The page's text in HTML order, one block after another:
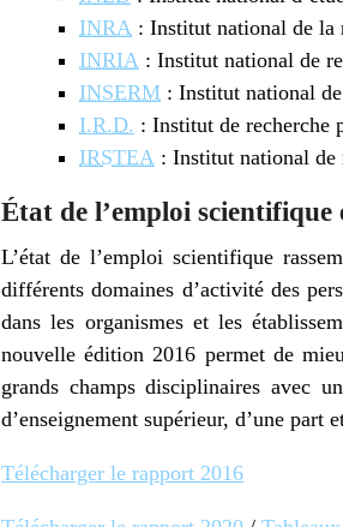
INRA : Institut national de la
INRIA : Institut national de
INSERM : Institut national
I.R.D. : Institut de recherche
IRSTEA : Institut national de
État de l’emploi scientifique
L’état de l’emploi scientifique
différents domaines d’activité des
dans les organismes et les
nouvelle édition 2016 permet de
grands champs disciplinaires avec
d’enseignement supérieur, d’une part
Télécharger le rapport 2016